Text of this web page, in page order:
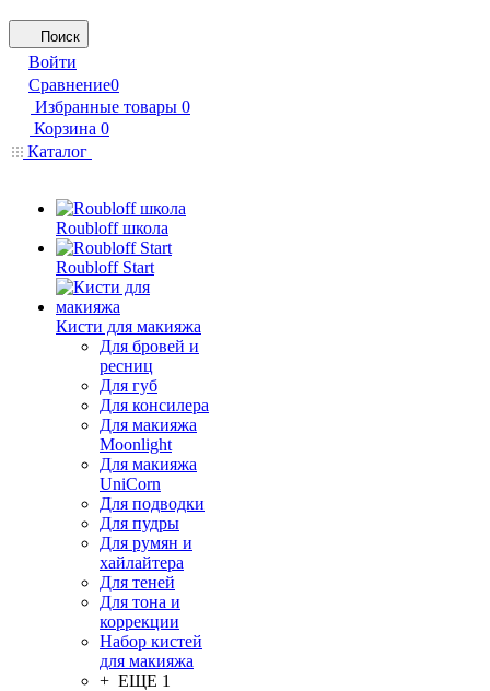
Поиск
Войти
Сравнение0
Избранные товары 0
Корзина 0
Каталог
Roubloff школа
Roubloff Start
Кисти для макияжа
Для бровей и
ресниц
Для губ
Для консилера
Для макияжа
Moonlight
Для макияжа
UniCorn
Для подводки
Для пудры
Для румян и
хайлайтера
Для теней
Для тона и
коррекции
Набор кистей
для макияжа
+ ЕЩЕ 1